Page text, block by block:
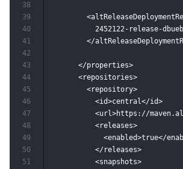
2452122-release-
</
      </properties>
      <repositories>
        <repository>
          <id>central</id>
<url>https://
          <releases>
<enabled>true</
          </releases>
          <snapshots>
38
39
40
41
42
43
44
45
46
47
48
49
50
51